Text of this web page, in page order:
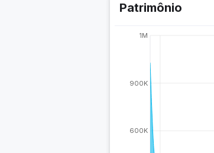
Patrimônio
600K
900K
1M